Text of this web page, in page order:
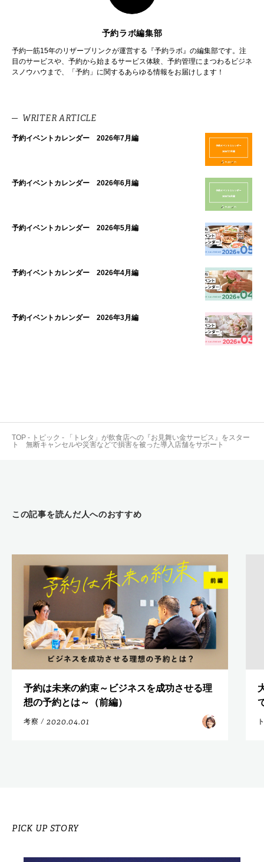
予約ラボ編集部
予約一筋15年のリザーブリンクが運営する『予約ラボ』の編集部です。注
目のサービスや、予約から始まるサービス体験、予約管理にまつわるビジネ
スノウハウまで、「予約」に関するあらゆる情報をお届けします！
WRITER ARTICLE
予約イベントカレンダー 2026年7月編
予約イベントカレンダー 2026年6月編
予約イベントカレンダー 2026年5月編
予約イベントカレンダー 2026年4月編
予約イベントカレンダー 2026年3月編
TOP - トピック -
「トレタ」が飲食店への『お見舞い金サービス』をスター
ト 無断キャンセルや災害などで損害を被った導入店舗をサポート
この記事を読んだ人へのおすすめ
予約は未来の約束～ビジネスを成功させる理
想の予約とは～（前編）
考察 / 2020.04.01
PICK UP STORY